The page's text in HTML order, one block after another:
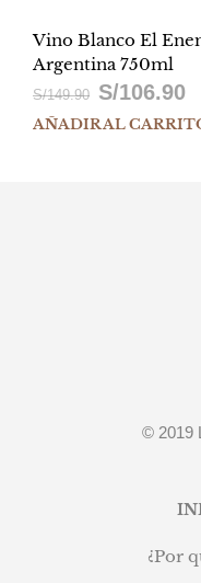
Vino Blanco El
Argentina 750ml
S/149.90 El
precio
S/106.90El
AÑADIR AL
© 2019
¿Por